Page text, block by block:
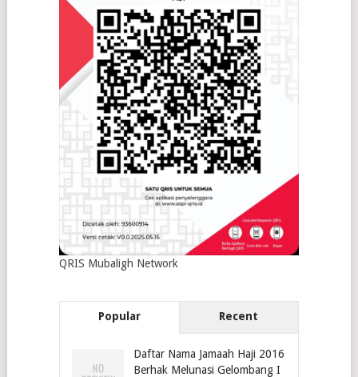
QRIS Mubaligh Network
Popular Recent
Daftar Nama Jamaah Haji 2016
Berhak Melunasi Gelombang I